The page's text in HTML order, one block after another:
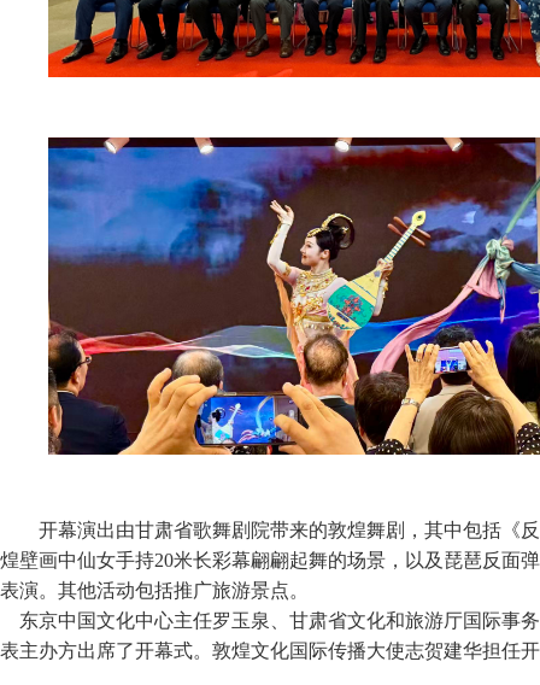
开幕演出由甘肃省歌舞剧院带来的敦煌舞剧，其中包括《
煌壁画中仙女手持20米长彩幕翩翩起舞的场景，以及琵琶反面
表演。其他活动包括推广旅游景点。
东京中国文化中心主任罗玉泉、甘肃省文化和旅游厅国际事
表主办方出席了开幕式。敦煌文化国际传播大使志贺建华担任